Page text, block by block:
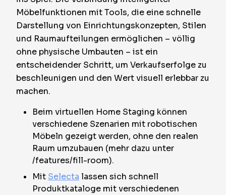
Möbelfunktionen mit Tools, die eine schnelle
Darstellung von Einrichtungskonzepten, Stilen
und Raumaufteilungen ermöglichen – völlig
ohne physische Umbauten – ist ein
entscheidender Schritt, um Verkaufserfolge zu
beschleunigen und den Wert visuell erlebbar zu
machen.
Beim virtuellen Home Staging können
verschiedene Szenarien mit robotischen
Möbeln gezeigt werden, ohne den realen
Raum umzubauen (mehr dazu unter
/features/fill-room).
Mit Selecta lassen sich schnell
Produktkataloge mit verschiedenen